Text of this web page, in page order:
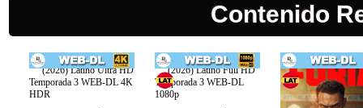
Contenido